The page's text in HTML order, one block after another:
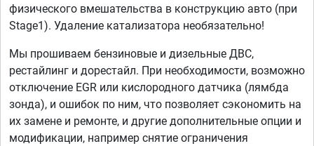
физического вмешательства в конструкцию авто (при
Stage1). Удаление катализатора необязательно!
Мы прошиваем бензиновые и дизельные ДВС,
рестайлинг и дорестайл. При необходимости, возможно
отключение EGR или кислородного датчика (лямбда
зонда), и ошибок по ним, что позволяет сэкономить на
их замене и ремонте, и другие дополнительные опции и
модификации, например снятие ограничения